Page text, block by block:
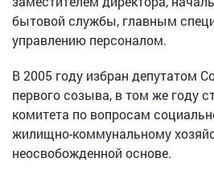
бытовой службы, главным
управлению персоналом.
В 2005 году избран депутатом
первого созыва, в том же году
комитета по вопросам
жилищно-коммунальному
неосвобожденной основе.